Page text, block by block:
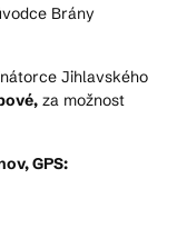
Brány
Jihlavského
za možnost
GPS: